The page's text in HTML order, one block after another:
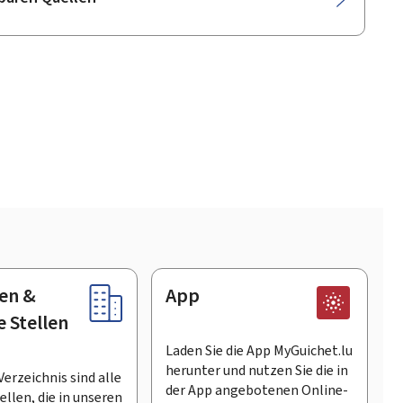
&
Stellen
sind alle
die in unseren
App
Laden Sie die App MyGuichet.lu
herunter und nutzen Sie die in
der App angebotenen Online-